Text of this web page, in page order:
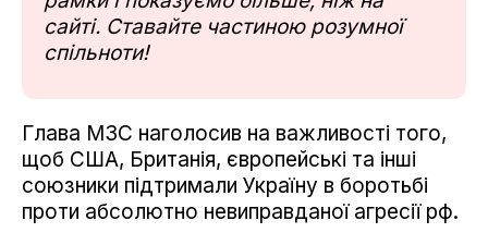
сайті. Ставайте частиною розумної
спільноти!
Глава МЗС наголосив на важливості того,
щоб США, Британія, європейські та інші
союзники підтримали Україну в боротьбі
проти абсолютно невиправданої агресії рф.